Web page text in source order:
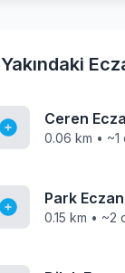
Yakındaki
Ceren
0.06 km • ~1
Park
0.15 km • ~2